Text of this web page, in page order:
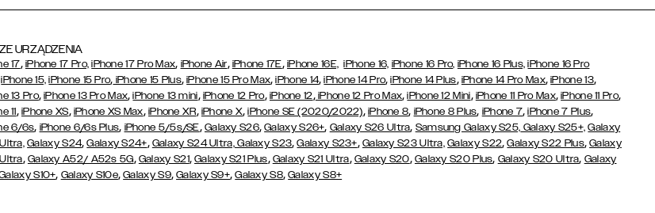
URZĄDZENIA
17, iPhone 17 Pro, iPhone 17 Pro Max, iPhone Air, iPhone 17E, iPhone 16E, iPhone 16, iPhone 16 Pro, iPhone 16 Plus, iPhone 16 Pro
iPhone 15, iPhone 15 Pro, iPhone 15 Plus,iPhone 15 Pro Max,iPhone 14,iPhone 14 Pro,iPhone 14 Plus, iPhone 14 Pro Max,iPhone 13,
13 Pro,iPhone 13 Pro Max,iPhone 13 mini, iPhone 12 Pro, iPhone 12,iPhone 12 Pro Max,iPhone 12 Mini, iPhone 11 Pro Max,iPhone 11 Pro,
11, iPhone XS, iPhone XS Max, iPhone XR, iPhone X,iPhone SE (2020/2022), iPhone 8, iPhone 8 Plus, iPhone 7,iPhone 7 Plus,
6/6s, iPhone 6/6s Plus, iPhone 5/5s/SE, Galaxy S26,Galaxy S26+, Galaxy S26 Ultra, Samsung Galaxy S25, Galaxy S25+, Galaxy
Galaxy S24,Galaxy S24+, Galaxy S24 Ultra,Galaxy S23,Galaxy S23+, Galaxy S23 Ultra, Galaxy S22,Galaxy S22 Plus,Galaxy
, Galaxy A52/ A52s 5G, Galaxy S21,Galaxy S21 Plus, Galaxy S21 Ultra, Galaxy S20, Galaxy S20 Plus, Galaxy S20 Ultra, Galaxy
S10+, Galaxy S10e,Galaxy S9,Galaxy S9+,Galaxy S8,Galaxy S8+